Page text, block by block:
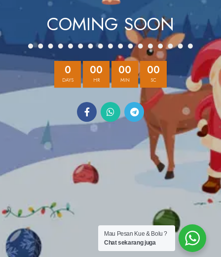
COMING SOON
0
DAYS
00
HR
00
MIN
00
SC
Mau Pesan Kue & Bolu ?
Chat sekarang juga